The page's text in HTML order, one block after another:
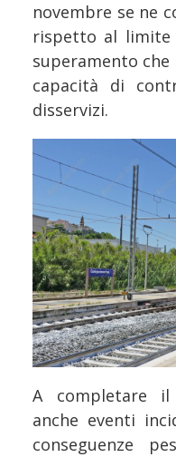
novembre se ne
rispetto al limite
superamento
capacità di
disservizi.
A completare il
anche eventi
conseguenze